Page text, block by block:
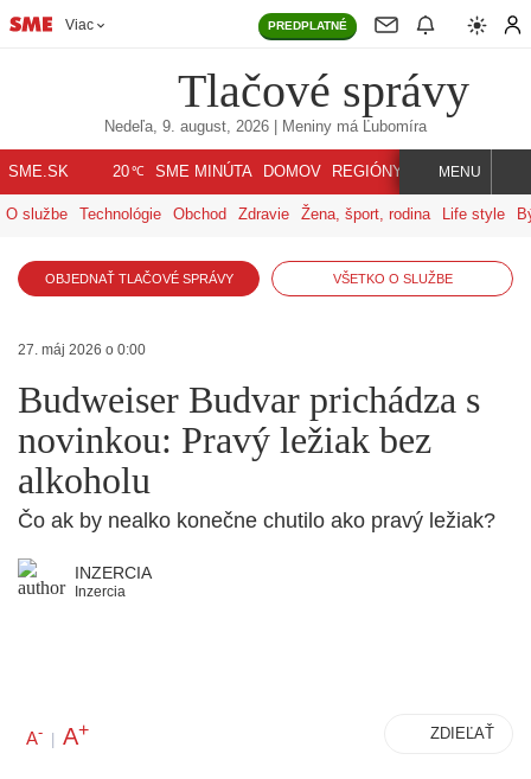
Viac PREDPLATNÉ
Tlačové správy
Nedeľa, 9. august, 2026 | Meniny má Ľubomíra
SME.SK 20℃ SME MINÚTA DOMOV REGIÓNY INDEX SVET
MENU
O službe Technológie Obchod Zdravie Žena, šport, rodina Life style
OBJEDNAŤ TLAČOVÉ SPRÁVY VŠETKO O SLUŽBE
27. máj 2026 o 0:00
Budweiser Budvar prichádza s
novinkou: Pravý ležiak bez
alkoholu
Čo ak by nealko konečne chutilo ako pravý ležiak?
INZERCIA
Inzercia
A- | A+ ZDIEĽAŤ